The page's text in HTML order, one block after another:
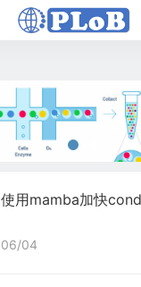
使用mamba加快
06/04